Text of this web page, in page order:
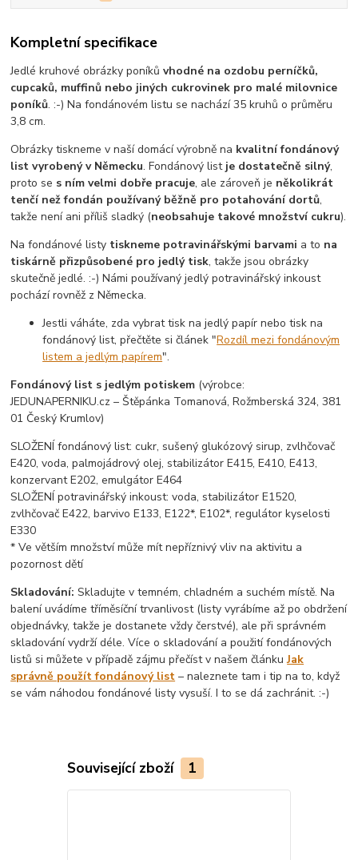
Kompletní specifikace
Jedlé kruhové obrázky poníkůvhodné na ozdobu perníčků,
cupcaků, muffinů nebo jiných cukrovinek pro malé milovnice
poníků. :-) Na fondánovém listu se nachází 35 kruhů o průměru
3,8 cm.
Obrázky tiskneme v naší domácí výrobně na kvalitní fondánový
list vyrobený v Německu. Fondánový list je dostatečně silný,
proto se s ním velmi dobře pracuje, ale zároveň je několikrát
tenčí než fondán používaný běžně pro potahování dortů,
takže není ani příliš sladký (neobsahuje takové množství cukru).
Na fondánové listy tiskneme potravinářskými barvami a to na
tiskárně přizpůsobené pro jedlý tisk, takže jsou obrázky
skutečně jedlé. :-) Námi používaný jedlý potravinářský inkoust
pochází rovněž z Německa.
Jestli váháte, zda vybrat tisk na jedlý papír nebo tisk na
fondánový list, přečtěte si článek "Rozdíl mezi fondánovým
listem a jedlým papírem".
Fondánový list s jedlým potiskem (výrobce:
JEDUNAPERNIKU.cz – Štěpánka Tomanová, Rožmberská 324, 381
01 Český Krumlov)
SLOŽENÍ fondánový list: cukr, sušený glukózový sirup, zvlhčovač
E420, voda, palmojádrový olej, stabilizátor E415, E410, E413,
konzervant E202, emulgátor E464
SLOŽENÍ potravinářský inkoust: voda, stabilizátor E1520,
zvlhčovač E422, barvivo E133, E122*, E102*, regulátor kyselosti
E330
* Ve větším množství může mít nepříznivý vliv na aktivitu a
pozornost dětí
Skladování: Skladujte v temném, chladném a suchém místě. Na
balení uvádíme tříměsíční trvanlivost (listy vyrábíme až po obdržení
objednávky, takže je dostanete vždy čerstvé), ale při správném
skladování vydrží déle. Více o skladování a použití fondánových
listů si můžete v případě zájmu přečíst v našem článkuJak
správně použít fondánový list – naleznete tam i tip na to, když
se vám náhodou fondánové listy vysuší. I to se dá zachránit. :-)
Související zboží 1